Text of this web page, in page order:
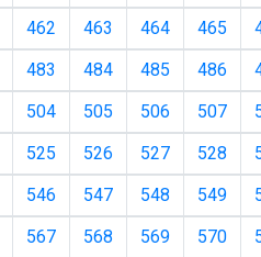
462 463 464 465
483 484 485 486
504 505 506 507
525 526 527 528
546 547 548 549
567 568 569 570